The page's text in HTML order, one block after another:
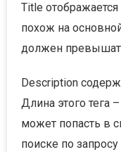
Title
похож на
должен
Description
Длина этого тега
может попасть в
поиске по